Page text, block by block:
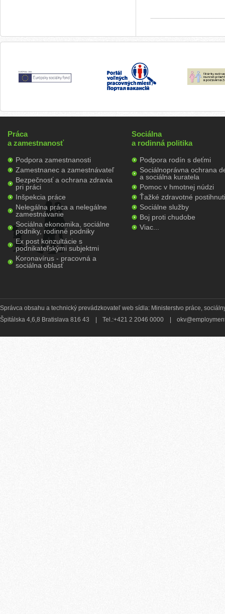
Práca
a zamestnanosť
Podpora zamestnanosti
Zamestnanec a zamestnávateľ
Bezpečnosť a ochrana zdravia
pri práci
Inšpekcia práce
Nelegálna práca a nelegálne
zamestnávanie
Sociálna ekonomika, sociálne
podniky, rodinné podniky
Ex post konzultácie s
podnikateľskými subjektmi
Koronavírus - pracovná a
sociálna oblasť
Sociálna
a rodinná politika
Podpora rodín s deťmi
Sociálnoprávna ochrana
a sociálna kuratela
Pomoc v hmotnej núdzi
Ťažké zdravotné
Sociálne služby
Boj proti chudobe
Viac...
Správca obsahu a technický prevádzkovateľ web sídla: Ministerstvo práce,
Špitálska 4,6,8 Bratislava 816 43
Tel.:+421 2 2046 0000